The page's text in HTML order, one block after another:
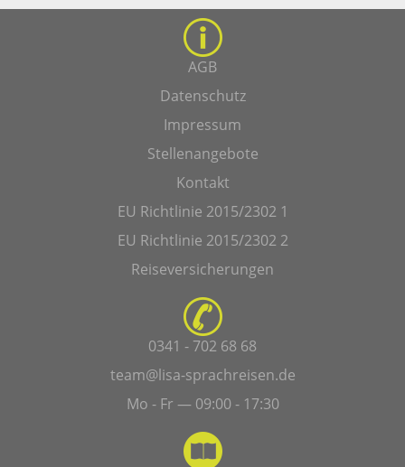
AGB
Datenschutz
Impressum
Stellenangebote
Kontakt
EU Richtlinie 2015/2302 1
EU Richtlinie 2015/2302 2
Reiseversicherungen
0341 - 702 68 68
team@lisa-sprachreisen.de
Mo - Fr — 09:00 - 17:30